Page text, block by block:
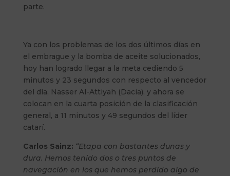
parte.
Ya con los problemas de los dos últimos días en
el embrague y la bomba de aceite solucionados,
hoy han logrado llegar a la meta cediendo 5
minutos y 23 segundos con respecto al vencedor
del día, Nasser Al-Attiyah (Dacia), y ahora se
colocan en la cuarta posición de la clasificación
general, a 11 minutos y 49 segundos del líder
catarí.
Carlos Sainz: “Etapa con bastantes dunas y
dura. Hemos tenido dos o tres puntos de
navegación en los que hemos perdido algo de